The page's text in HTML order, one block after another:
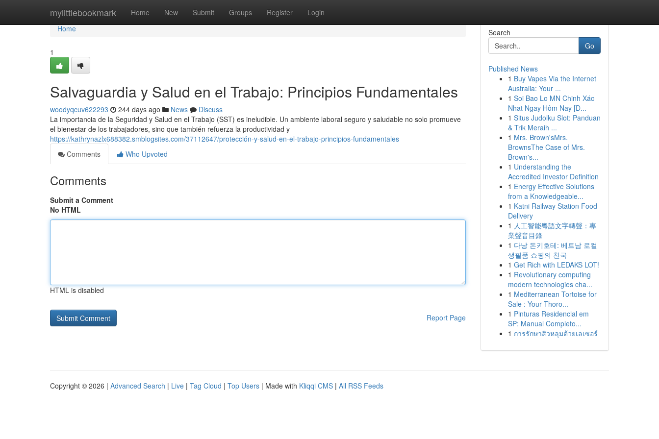
mylittlebookmark Home New Submit Groups Register Login
Home
Home
1
Salvaguardia y Salud en el Trabajo: Principios Fundamentales
woodyqcuv622293 244 days ago News
Discuss
La importancia de la Seguridad y Salud en el Trabajo (SST) es ineludible. Un ambiente laboral seguro y saludable no solo promueve
el bienestar de los trabajadores, sino que también refuerza la productividad y
https://kathrynazlx688382.smblogsites.com/37112647/protección-y-salud-en-el-trabajo-principios-fundamentales
Comments
Who Upvoted
Comments
Submit a Comment
No HTML
HTML is disabled
Report Page
Search
Go
Published News
1 Buy Vapes Via the Internet
Australia: Your ...
1 Soi Bao Lo MN Chinh Xác
Nhat Ngay Hôm Nay [D...
1 Situs Judolku Slot: Panduan
& Trik Meraih ...
1 Mrs. Brown'sMrs.
BrownsThe Case of Mrs.
Brown's...
1 Understanding the
Accredited Investor Definition
1 Energy Effective Solutions
from a Knowledgeable...
1 Katni Railway Station Food
Delivery
1 人工智能粵語文字轉聲：專
業聲音目錄
1 다낭 돈키호테: 베트남 로컬
생필품 쇼핑의 천국
1 Get Rich with LEDAKS LOT!
1 Revolutionary computing
modern technologies cha...
1 Mediterranean Tortoise for
Sale : Your Thoro...
1 Pinturas Residencial em
SP: Manual Completo...
1 การรักษาสิวหลุมด้วยเลเซอร์
Copyright © 2026 | Advanced Search | Live | Tag Cloud | Top Users | Made with Kliqqi CMS | All RSS Feeds